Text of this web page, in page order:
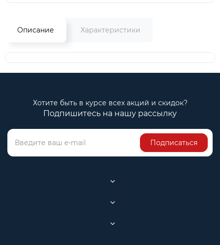
Описание Характеристики
Хотите быть в курсе всех акций и скидок?
Подпишитесь на нашу рассылку
Подписаться